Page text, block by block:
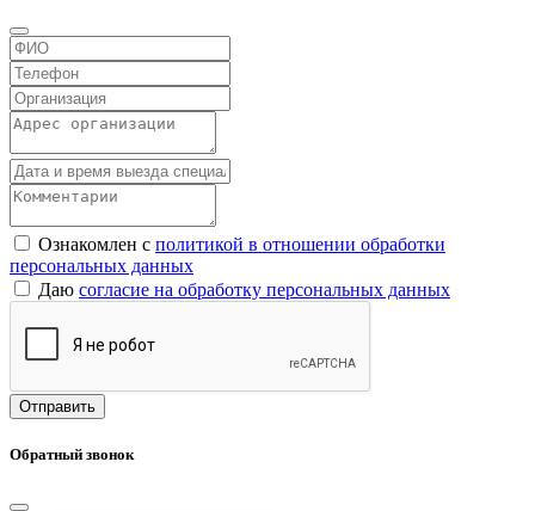
Ознакомлен с политикой в отношении обработки
персональных данных
Даю согласие на обработку персональных данных
Обратный звонок